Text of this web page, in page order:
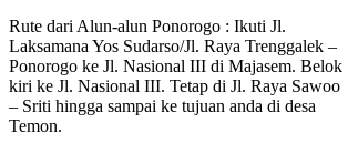
Rute dari Alun-alun Ponorogo : Ikuti Jl.
Laksamana Yos Sudarso/Jl. Raya Trenggalek –
Ponorogo ke Jl. Nasional III di Majasem. Belok
kiri ke Jl. Nasional III. Tetap di Jl. Raya Sawoo
– Sriti hingga sampai ke tujuan anda di desa
Temon.